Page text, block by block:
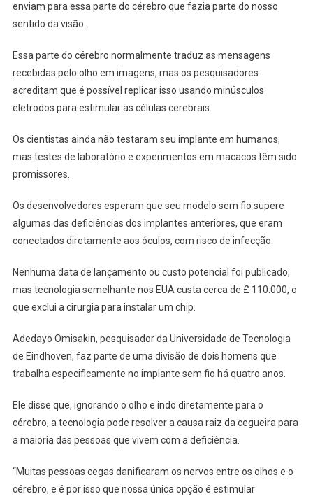
enviam para essa parte do cérebro que fazia parte do nosso
sentido da visão.
Essa parte do cérebro normalmente traduz as mensagens
recebidas pelo olho em imagens, mas os pesquisadores
acreditam que é possível replicar isso usando minúsculos
eletrodos para estimular as células cerebrais.
Os cientistas ainda não testaram seu implante em humanos,
mas testes de laboratório e experimentos em macacos têm sido
promissores.
Os desenvolvedores esperam que seu modelo sem fio supere
algumas das deficiências dos implantes anteriores, que eram
conectados diretamente aos óculos, com risco de infecção.
Nenhuma data de lançamento ou custo potencial foi publicado,
mas tecnologia semelhante nos EUA custa cerca de £ 110.000, o
que exclui a cirurgia para instalar um chip.
Adedayo Omisakin, pesquisador da Universidade de Tecnologia
de Eindhoven, faz parte de uma divisão de dois homens que
trabalha especificamente no implante sem fio há quatro anos.
Ele disse que, ignorando o olho e indo diretamente para o
cérebro, a tecnologia pode resolver a causa raiz da cegueira para
a maioria das pessoas que vivem com a deficiência.
“Muitas pessoas cegas danificaram os nervos entre os olhos e o
cérebro, e é por isso que nossa única opção é estimular